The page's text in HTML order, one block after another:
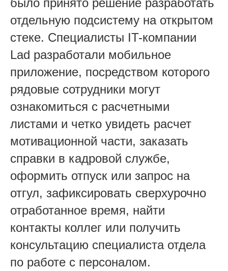
отдельную подсистему на открытом
стеке. Специалисты IT-компании
Lad разработали мобильное
приложение, посредством которого
рядовые сотрудники могут
ознакомиться с расчетными
листами и четко увидеть расчет
мотивационной части, заказать
справки в кадровой службе,
оформить отпуск или запрос на
отгул, зафиксировать сверхурочно
отработанное время, найти
контакты коллег или получить
консультацию специалиста отдела
по работе с персоналом.